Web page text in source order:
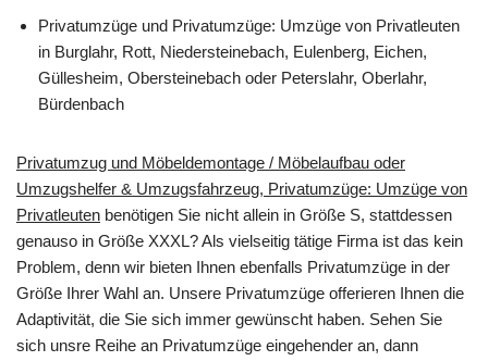
Privatumzüge und Privatumzüge: Umzüge von Privatleuten
in Burglahr, Rott, Niedersteinebach, Eulenberg, Eichen,
Güllesheim, Obersteinebach oder Peterslahr, Oberlahr,
Bürdenbach
Privatumzug und Möbeldemontage / Möbelaufbau oder
Umzugshelfer & Umzugsfahrzeug, Privatumzüge: Umzüge von
Privatleuten benötigen Sie nicht allein in Größe S, stattdessen
genauso in Größe XXXL? Als vielseitig tätige Firma ist das kein
Problem, denn wir bieten Ihnen ebenfalls Privatumzüge in der
Größe Ihrer Wahl an. Unsere Privatumzüge offerieren Ihnen die
Adaptivität, die Sie sich immer gewünscht haben. Sehen Sie
sich unsre Reihe an Privatumzüge eingehender an, dann